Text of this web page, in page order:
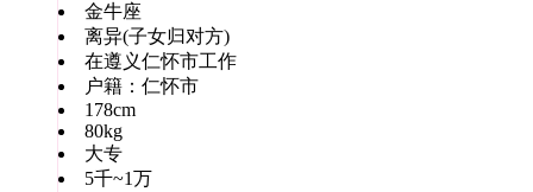
金牛座
离异(子女归对方)
在遵义仁怀市工作
户籍：仁怀市
178cm
80kg
大专
5千~1万